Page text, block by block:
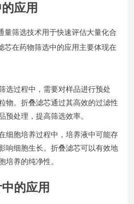
应用
量筛选技术用于快速评估大量化合
芯在药物筛选中的应用主要体现在
选过程中，需要对样品进行预处
物。折叠滤芯通过其高效的过滤性
预处理，提高筛选效率。
细胞培养过程中，培养液中可能存
响细胞生长。折叠滤芯可以有效地
培养的纯净性。
的应用